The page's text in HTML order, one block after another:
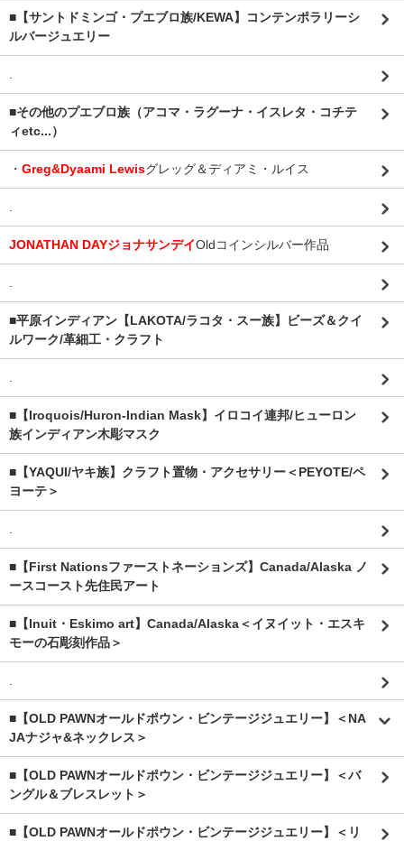
■【サントドミンゴ・プエブロ族/KEWA】コンテンポラリーシ
ルバージュエリー
■その他のプエブロ族（アコマ・ラグーナ・イスレタ・コチテ
ィetc...）
・ Greg&Dyaami Lewisグレッグ＆ディアミ・ルイス
JONATHAN DAYジョナサンデイOldコインシルバー作品
■平原インディアン【LAKOTA/ラコタ・スー族】ビーズ＆クイ
ルワーク/革細工・クラフト
■【Iroquois/Huron-Indian Mask】イロコイ連邦/ヒューロン
族インディアン木彫マスク
■【YAQUI/ヤキ族】クラフト置物・アクセサリー＜PEYOTE/ペ
ヨーテ＞
■【First Nationsファーストネーションズ】Canada/Alaska ノ
ースコースト先住民アート
■【Inuit・Eskimo art】Canada/Alaska＜イヌイット・エスキ
モーの石彫刻作品＞
■【OLD PAWNオールドポウン・ビンテージジュエリー】＜NA
JAナジャ&ネックレス＞
■【OLD PAWNオールドポウン・ビンテージジュエリー】＜バ
ングル＆ブレスレット＞
■【OLD PAWNオールドポウン・ビンテージジュエリー】＜リ